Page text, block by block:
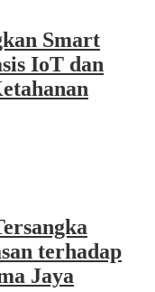
Smart
IoT dan
terhadap
Jaya